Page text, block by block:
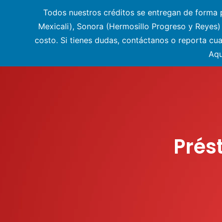
Todos nuestros créditos se entregan de forma
Mexicali), Sonora (Hermosillo Progreso y
costo. Si tienes dudas, contáctanos o reporta